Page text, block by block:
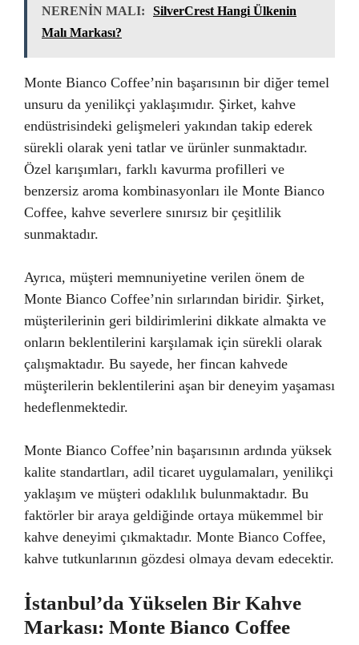
NERENİN MALI:
SilverCrest Hangi Ülkenin
Malı Markası?
Monte Bianco Coffee’nin başarısının bir diğer temel
unsuru da yenilikçi yaklaşımıdır. Şirket, kahve
endüstrisindeki gelişmeleri yakından takip ederek
sürekli olarak yeni tatlar ve ürünler sunmaktadır.
Özel karışımları, farklı kavurma profilleri ve
benzersiz aroma kombinasyonları ile Monte Bianco
Coffee, kahve severlere sınırsız bir çeşitlilik
sunmaktadır.
Ayrıca, müşteri memnuniyetine verilen önem de
Monte Bianco Coffee’nin sırlarından biridir. Şirket,
müşterilerinin geri bildirimlerini dikkate almakta ve
onların beklentilerini karşılamak için sürekli olarak
çalışmaktadır. Bu sayede, her fincan kahvede
müşterilerin beklentilerini aşan bir deneyim yaşaması
hedeflenmektedir.
Monte Bianco Coffee’nin başarısının ardında yüksek
kalite standartları, adil ticaret uygulamaları, yenilikçi
yaklaşım ve müşteri odaklılık bulunmaktadır. Bu
faktörler bir araya geldiğinde ortaya mükemmel bir
kahve deneyimi çıkmaktadır. Monte Bianco Coffee,
kahve tutkunlarının gözdesi olmaya devam edecektir.
İstanbul’da Yükselen Bir Kahve
Markası: Monte Bianco Coffee